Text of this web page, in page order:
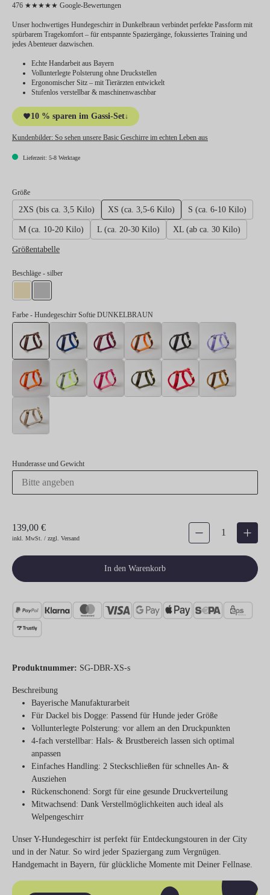
476 ★★★★★ Google-Bewertungen
Unser hochwertiges Hundegeschirr in Dunkelbraun verbindet perfekte Passform mit
spürbarem Tragekomfort – für entspannte Spaziergänge, fokussiertes Training und
jedes Abenteuer dazwischen.
Echte Handarbeit aus Bayern
Vollunterlegte Polsterung ohne Druckstellen
Ergonomischer Sitz – mit Tierärzten entwickelt
Stufenlos verstellbar & maschinenwaschbar
10 % sparen im Gassi-Set↓
Kundenbilder: So sehen unsere Basic Geschirre im echten Leben aus
Lieferzeit: 5-8 Werktage
Größeauswählen
2XS (bis ca. 3,5 Kilo) XS (ca. 3,5-6 Kilo) S (ca. 6-10 Kilo)
M (ca. 10-20 Kilo) L (ca. 20-30 Kilo) XL (ab ca. 30 Kilo)
Größentabelle
Beschlägeauswählen
- silber
Farbe - Hundegeschirr Softie DUNKELBRAUN
Hundegeschirr Softie NEONGELB-GRAU
Hundegeschirr Softie NEONPINK
Hundegeschirr Softie OLIV
Hunderasse und Gewicht
139,00 €
inkl. MwSt. / zzgl. Versand
Produkt Anzahl: Gib den
In den Warenkorb
Produktnummer: SG-DBR-XS-s
Beschreibung
Bayerische Manufakturarbeit
Für Dackel bis Dogge: Passend für Hunde jeder Größe
Vollunterlegte Polsterung: vor allem an den Druckpunkten
4-fach verstellbar: Hals- & Brustbereich lassen sich optimal
anpassen
Einfaches Handling: 2 Steckschließen für schnelles An- &
Ausziehen
Rückenschonend: Sorgt für eine gesunde Druckverteilung
Mitwachsend: Dank Verstellmöglichkeiten auch ideal als
Welpengeschirr
Unser Y-Hundegeschirr ist perfekt für Entdeckungstouren in der City
und in der Natur. So wird jeder Spaziergang zum Vergnügen.
Handgemacht in Bayern, für glückliche Momente mit Deiner Fellnase.